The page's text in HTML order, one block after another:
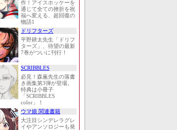
作！アイスホッケーを
通じて全ての挫折を祝
福へ変える、超回復の
物語1
ドリフターズ
平野耕太先生「ドリフ
ターズ」、待望の最新
7巻がついに刊行！
SCRIBBLES
必見！森薫先生の落書
き画集第3弾が登場。
特典は小冊子
「SCRIBBLES
color」！
ウマ娘 関連書籍
大注目シンデレラグレ
イやアンソロジーも発